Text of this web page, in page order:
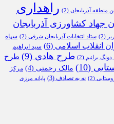
منطقه آذربایجان (2)
راهداری
جهاد کشاورزی آذربایجان
(2) ستاد انتخابات آذربایجان شرقی (2)
سپاه
انقلاب اسلامی (6)
سید ابراهیم
برانیم (2) طرح هادی (9)
طرح
(10) مالک رحمتی (4)
مرکز
(2) نه به تصادف (3)
پایانه مرزی